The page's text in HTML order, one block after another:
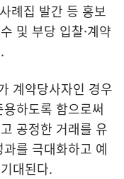
례집 발간 등 홍보
및 부당 입찰·계약
계약당사자인 경우
하도록 함으로써
공정한 거래를 유
과를 극대화하고 예
대된다.